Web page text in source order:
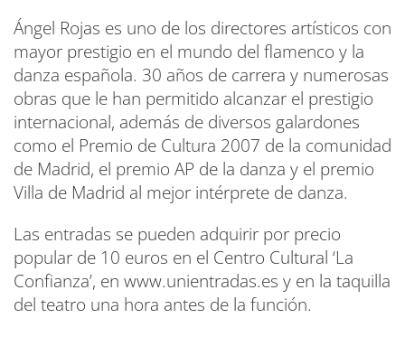
Ángel Rojas es uno de los directores artísticos con
mayor prestigio en el mundo del flamenco y la
danza española. 30 años de carrera y numerosas
obras que le han permitido alcanzar el prestigio
internacional, además de diversos galardones
como el Premio de Cultura 2007 de la comunidad
de Madrid, el premio AP de la danza y el premio
Villa de Madrid al mejor intérprete de danza.
Las entradas se pueden adquirir por precio
popular de 10 euros en el Centro Cultural ‘La
Confianza’, en www.unientradas.es y en la taquilla
del teatro una hora antes de la función.